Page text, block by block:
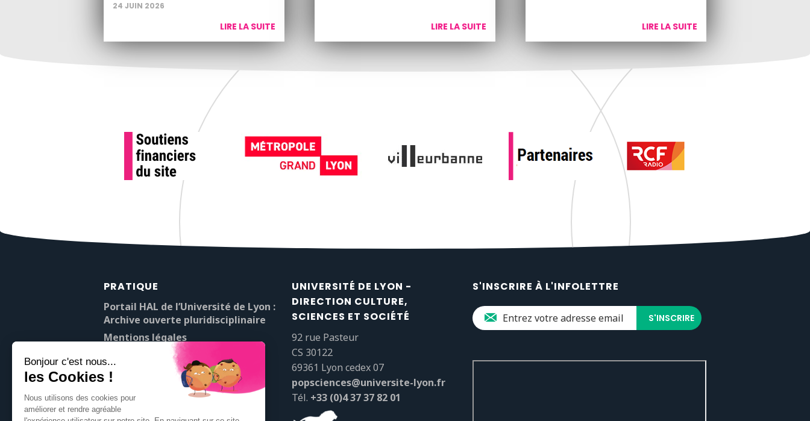
24 JUIN 2026
LIRE LA SUITE LIRE LA SUITE LIRE LA SUITE
PRATIQUE
Portail HAL de l’Université de Lyon :
Archive ouverte pluridisciplinaire
Mentions légales
À propos de Pop’Sciences
Contact
UNIVERSITÉ DE LYON -
DIRECTION CULTURE,
SCIENCES ET SOCIÉTÉ
92 rue Pasteur
CS 30122
69361 Lyon cedex 07
popsciences@universite-lyon.fr
Tél. +33 (0)4 37 37 82 01
S'INSCRIRE À L'INFOLETTRE